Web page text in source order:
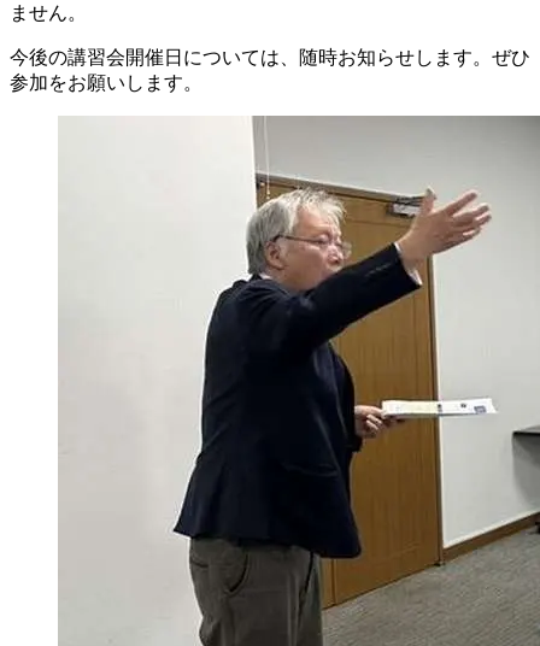
ません。
今後の講習会開催日については、随時お知らせします。ぜひ
参加をお願いします。